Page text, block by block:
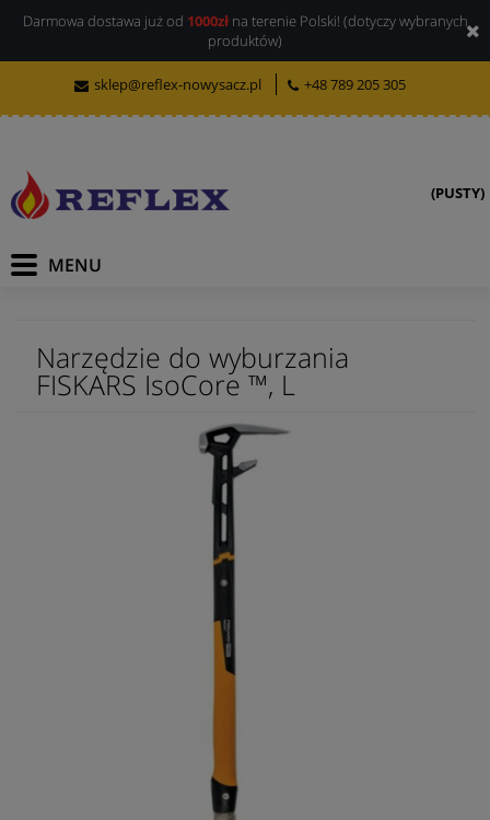
Darmowa dostawa już od 1000złna terenie Polski! (dotyczy wybranych
produktów)
sklep@reflex-nowysacz.pl +48 789 205 305
(PUSTY)
Narzędzie do wyburzania
FISKARS IsoCore ™, L